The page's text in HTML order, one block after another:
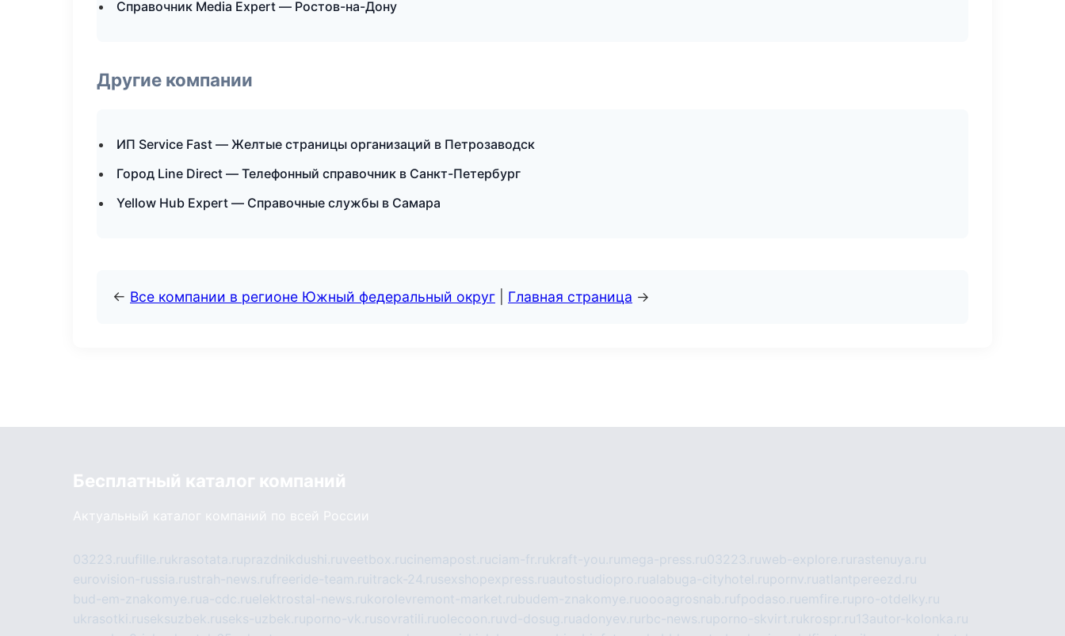
Справочник Media Expert — Ростов-на-Дону
Другие компании
ИП Service Fast — Желтые страницы организаций в Петрозаводск
Город Line Direct — Телефонный справочник в Санкт-Петербург
Yellow Hub Expert — Справочные службы в Самара
← Все компании в регионе Южный федеральный округ Главная страница →
Бесплатный каталог компаний
Актуальный каталог компаний по всей России
03223.ruufille.rukrasotata.ruprazdnikdushi.ruveetbox.rucinemapost.ruciam-fr.rukraft-you.ru mega-press.ru03223.ruweb-explore.ru rastenuya.ru
eurovision-russia.rustrah-news.rufreeride-team.ru itrack-24.rusexshopexpress.ruautostudiopro.rualabuga-cityhotel.rupornv.ruatlantpereezd.ru
bud-em-znakomye.rua-cdc.ruelektrostal-news.rukorolevremont-market.rubudem-znakomye.ruoooagrosnab.rufpodaso.ruemfire.rupro-otdelky.ru
ukrasotki.ruseksuzbek.ruseks-uzbek.ruporno-vk.rusovratili.ruolecoon.ruvd-dosug.ruadonyev.ru rbc-news.ruporno-skvirt.rukrospr.ru13autor-kolonka.ru